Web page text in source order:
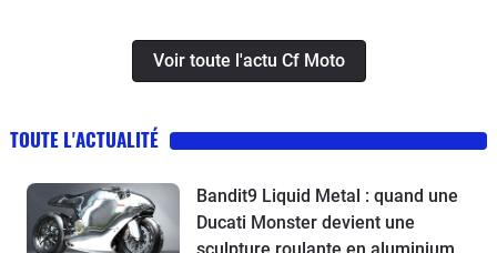
moto de cross Ducati et la Suzuki
SV-7GX à l’essai
Voir toute l'actu Cf Moto
TOUTE L'ACTUALITÉ
Bandit9 Liquid Metal : quand une
Ducati Monster devient une